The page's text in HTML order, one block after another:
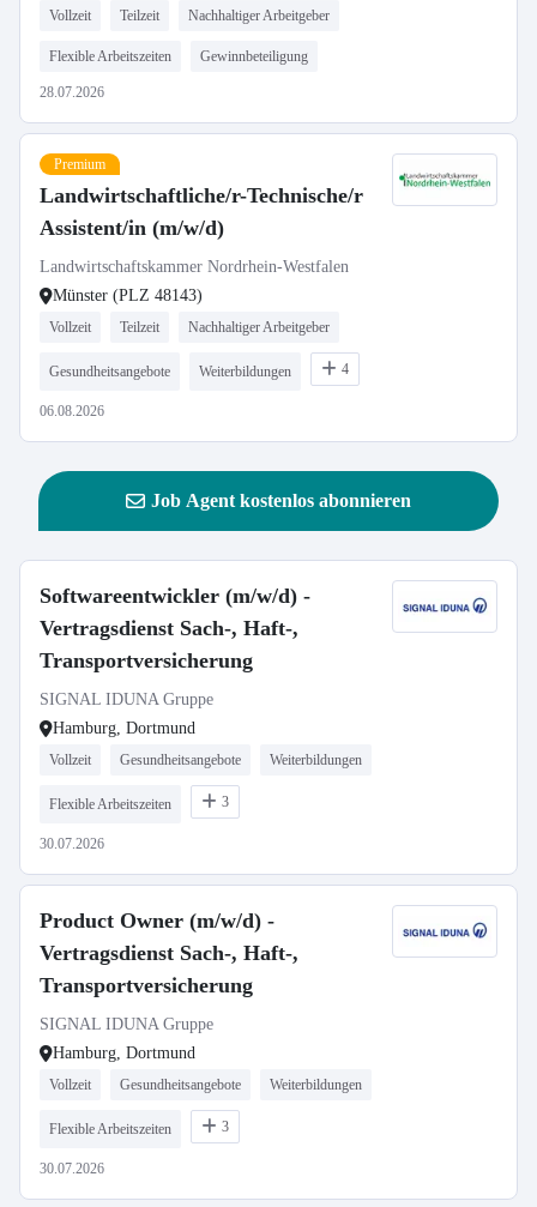
Vollzeit Teilzeit Nachhaltiger Arbeitgeber
Flexible Arbeitszeiten Gewinnbeteiligung
28.07.2026
Premium
Landwirtschaftliche/r-Technische/r
Assistent/in (m/w/d)
Landwirtschaftskammer Nordrhein-Westfalen
Münster (PLZ 48143)
Vollzeit Teilzeit Nachhaltiger Arbeitgeber
Gesundheitsangebote Weiterbildungen 4
06.08.2026
Job Agent kostenlos abonnieren
Softwareentwickler (m/w/d) -
Vertragsdienst Sach-, Haft-,
Transportversicherung
SIGNAL IDUNA Gruppe
Hamburg, Dortmund
Vollzeit Gesundheitsangebote Weiterbildungen
Flexible Arbeitszeiten 3
30.07.2026
Product Owner (m/w/d) -
Vertragsdienst Sach-, Haft-,
Transportversicherung
SIGNAL IDUNA Gruppe
Hamburg, Dortmund
Vollzeit Gesundheitsangebote Weiterbildungen
Flexible Arbeitszeiten 3
30.07.2026